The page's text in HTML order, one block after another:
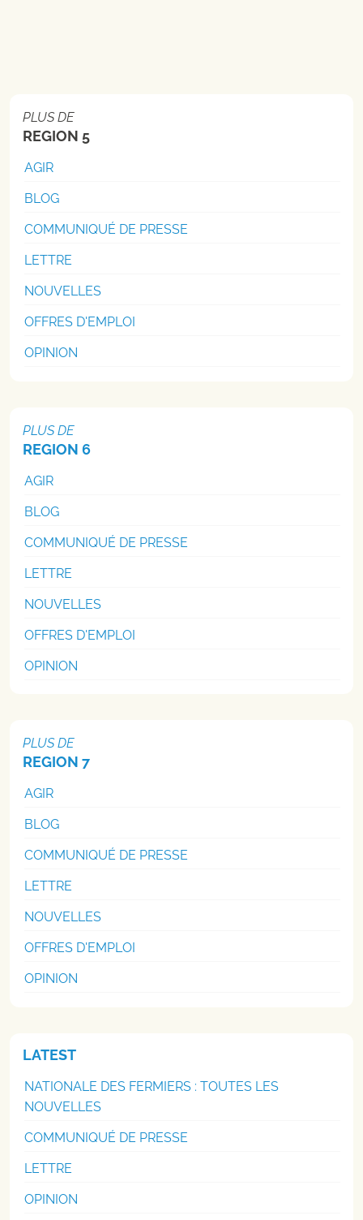
PLUS DE
REGION 5
AGIR
BLOG
COMMUNIQUÉ DE PRESSE
LETTRE
NOUVELLES
OFFRES D'EMPLOI
OPINION
PLUS DE
REGION 6
AGIR
BLOG
COMMUNIQUÉ DE PRESSE
LETTRE
NOUVELLES
OFFRES D'EMPLOI
OPINION
PLUS DE
REGION 7
AGIR
BLOG
COMMUNIQUÉ DE PRESSE
LETTRE
NOUVELLES
OFFRES D'EMPLOI
OPINION
LATEST
NATIONALE DES FERMIERS : TOUTES LES
NOUVELLES
COMMUNIQUÉ DE PRESSE
LETTRE
OPINION